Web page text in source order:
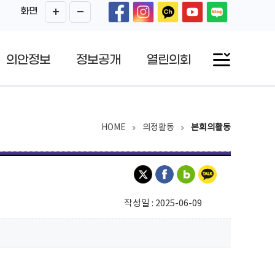
화면
의안정보 정보공개 열린의회
HOME 의정활동 본회의활동
작성일 : 2025-06-09